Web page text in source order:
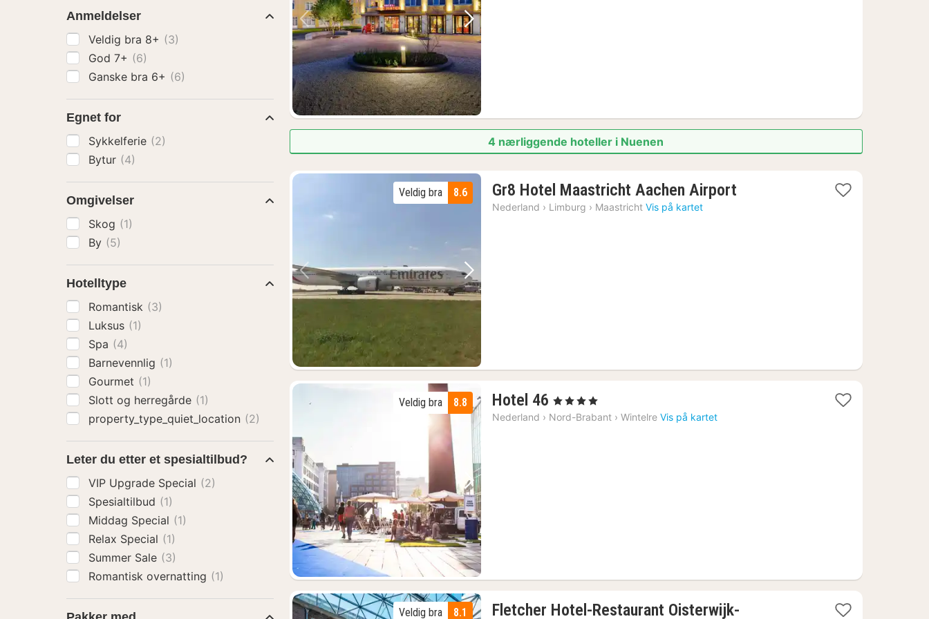
Forrige bilde Neste bilde
4 nærliggende hoteller i Nuenen
Forrige bilde Neste bilde
8.6
Veldig bra Gr8 Hotel Maastricht Aachen Airport
Nederland › Limburg › Maastricht Vis på kartet
Forrige bilde Neste bilde
8.8
Veldig bra Hotel 46 1
natt
, 4 Stjerner
Nederland › Nord-Brabant › Wintelre Vis på kartet
8.1
Veldig bra
Fletcher Hotel-Restaurant Oisterwijk-
Anmeldelser
Veldig bra 8+ (3)
God 7+ (6)
Ganske bra 6+ (6)
Egnet for
Sykkelferie (2)
Bytur (4)
Omgivelser
Skog (1)
By (5)
Hotelltype
Romantisk (3)
Luksus (1)
Spa (4)
Barnevennlig (1)
Gourmet (1)
Slott og herregårde (1)
property_type_quiet_location (2)
Leter du etter et spesialtilbud?
VIP Upgrade Special (2)
Spesialtilbud (1)
Middag Special (1)
Relax Special (1)
Summer Sale (3)
Romantisk overnatting (1)